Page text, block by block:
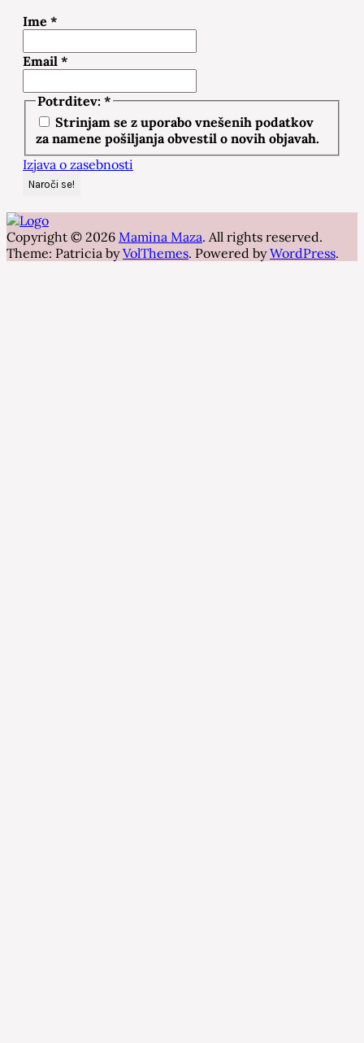
Ime *
Email *
Potrditev: *
Strinjam se z uporabo vnešenih podatkov
za namene pošiljanja obvestil o novih objavah.
Izjava o zasebnosti
Copyright © 2026 Mamina Maza. All rights reserved.
Theme: Patricia byVolThemes. Powered byWordPress.